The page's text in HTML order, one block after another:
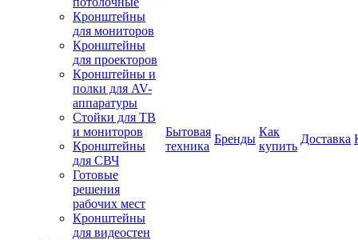
Кронштейны
для мониторов
Кронштейны
для проекторов
Кронштейны и
полки для AV-
аппаратуры
Стойки для ТВ
и мониторов
Кронштейны
для СВЧ
Готовые
решения
рабочих мест
Кронштейны
для видеостен
Бытовая
техника
Бренды
Как
купить
Доставка